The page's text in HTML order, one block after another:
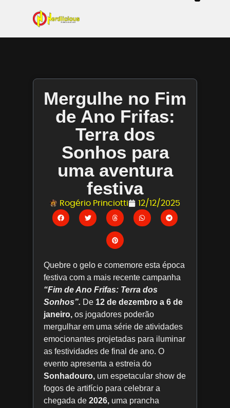
Mergulhe no Fim
de Ano Frifas:
Terra dos
Sonhos para
uma aventura
festiva
Rogério Princiotti 12/12/2025
Quebre o gelo e comemore esta época
festiva com a mais recente campanha
“Fim de Ano Frifas: Terra dos
Sonhos”. De 12 de dezembro a 6 de
janeiro, os jogadores poderão
mergulhar em uma série de atividades
emocionantes projetadas para iluminar
as festividades de final de ano. O
evento apresenta a estreia do
Sonhadouro, um espetacular show de
fogos de artifício para celebrar a
chegada de 2026, uma prancha